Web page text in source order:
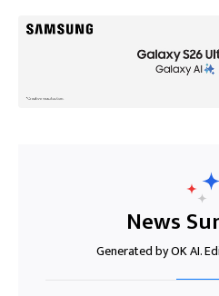
News
Generated by OK AI.